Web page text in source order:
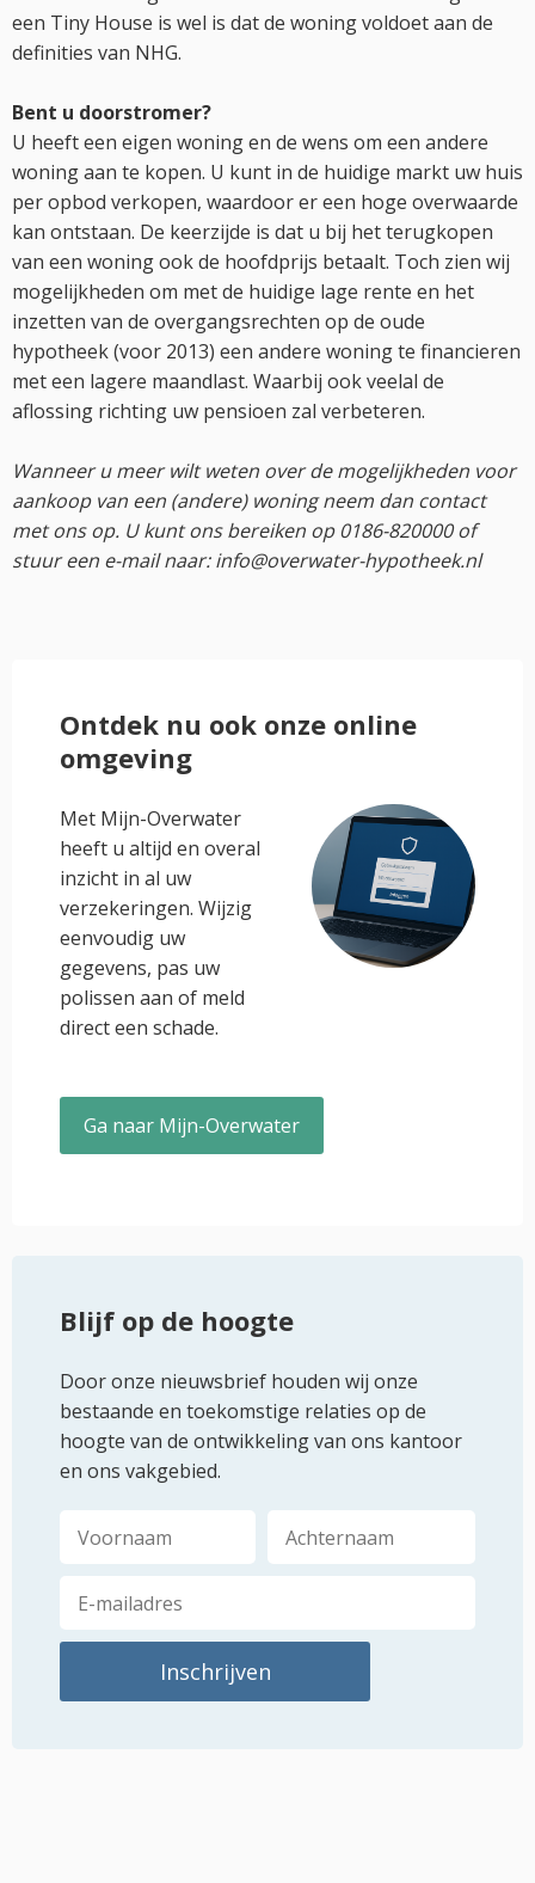
een Tiny House is wel is dat de woning voldoet aan de
definities van NHG.
Bent u doorstromer?
U heeft een eigen woning en de wens om een andere
woning aan te kopen. U kunt in de huidige markt uw huis
per opbod verkopen, waardoor er een hoge overwaarde
kan ontstaan. De keerzijde is dat u bij het terugkopen
van een woning ook de hoofdprijs betaalt. Toch zien wij
mogelijkheden om met de huidige lage rente en het
inzetten van de overgangsrechten op de oude
hypotheek (voor 2013) een andere woning te financieren
met een lagere maandlast. Waarbij ook veelal de
aflossing richting uw pensioen zal verbeteren.
Wanneer u meer wilt weten over de mogelijkheden voor
aankoop van een (andere) woning neem dan contact
met ons op. U kunt ons bereiken op 0186-820000 of
stuur een e-mail naar: info@overwater-hypotheek.nl
Ontdek nu ook onze online
omgeving
Met Mijn-Overwater
heeft u altijd en overal
inzicht in al uw
verzekeringen. Wijzig
eenvoudig uw
gegevens, pas uw
polissen aan of meld
direct een schade.
Ga naar Mijn-Overwater
Blijf op de hoogte
Door onze nieuwsbrief houden wij onze
bestaande en toekomstige relaties op de
hoogte van de ontwikkeling van ons kantoor
en ons vakgebied.